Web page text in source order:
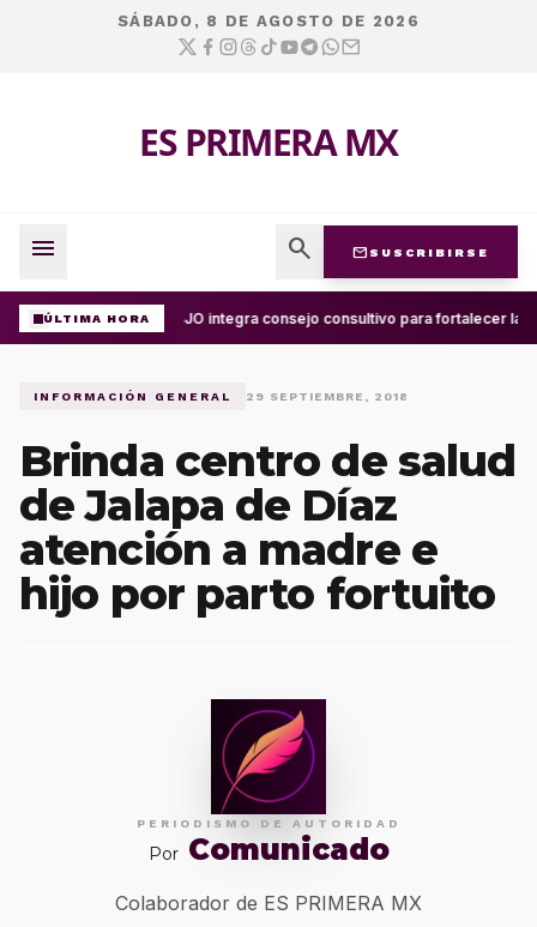
SÁBADO, 8 DE AGOSTO DE 2026
ES PRIMERA MX
menu search mail SUSCRIBIRSE
ÚLTIMA HORA UABJO integra consejo consultivo para fortalecer la
INFORMACIÓN GENERAL 29 SEPTIEMBRE, 2018
Brinda centro de salud
de Jalapa de Díaz
atención a madre e
hijo por parto fortuito
PERIODISMO DE AUTORIDAD
Por Comunicado
Colaborador de ES PRIMERA MX